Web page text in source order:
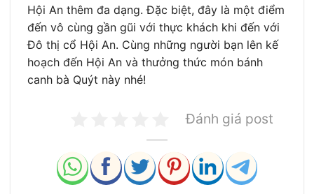
Hội An thêm đa dạng. Đặc biệt, đây là một điểm
đến vô cùng gần gũi với thực khách khi đến với
Đô thị cổ Hội An. Cùng những người bạn lên kế
hoạch đến Hội An và thưởng thức món bánh
canh bà Quýt này nhé!
Đánh giá post